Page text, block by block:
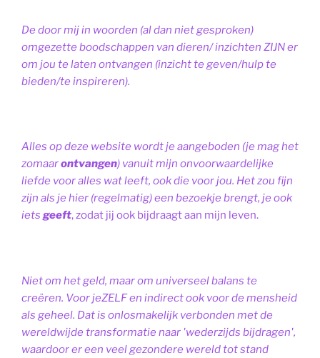
De door mij in woorden (al dan niet gesproken)
omgezette boodschappen van dieren/ inzichten ZIJN er
om jou te laten ontvangen (inzicht te geven/hulp te
bieden/te inspireren).
Alles op deze website wordt je aangeboden (je mag het
zomaarontvangen) vanuit mijn onvoorwaardelijke
liefde voor alles wat leeft, ook die voor jou. Het zou fijn
zijn als je hier (regelmatig) een bezoekje brengt, je ook
iets geeft, zodat jij ook bijdraagt aan mijn leven.
Niet om het geld, maar om universeel balans te
creëren. Voor jeZELF en indirect ook voor de mensheid
als geheel. Dat is onlosmakelijk verbonden met de
wereldwijde transformatie naar 'wederzijds bijdragen',
waardoor er een veel gezondere wereld tot stand